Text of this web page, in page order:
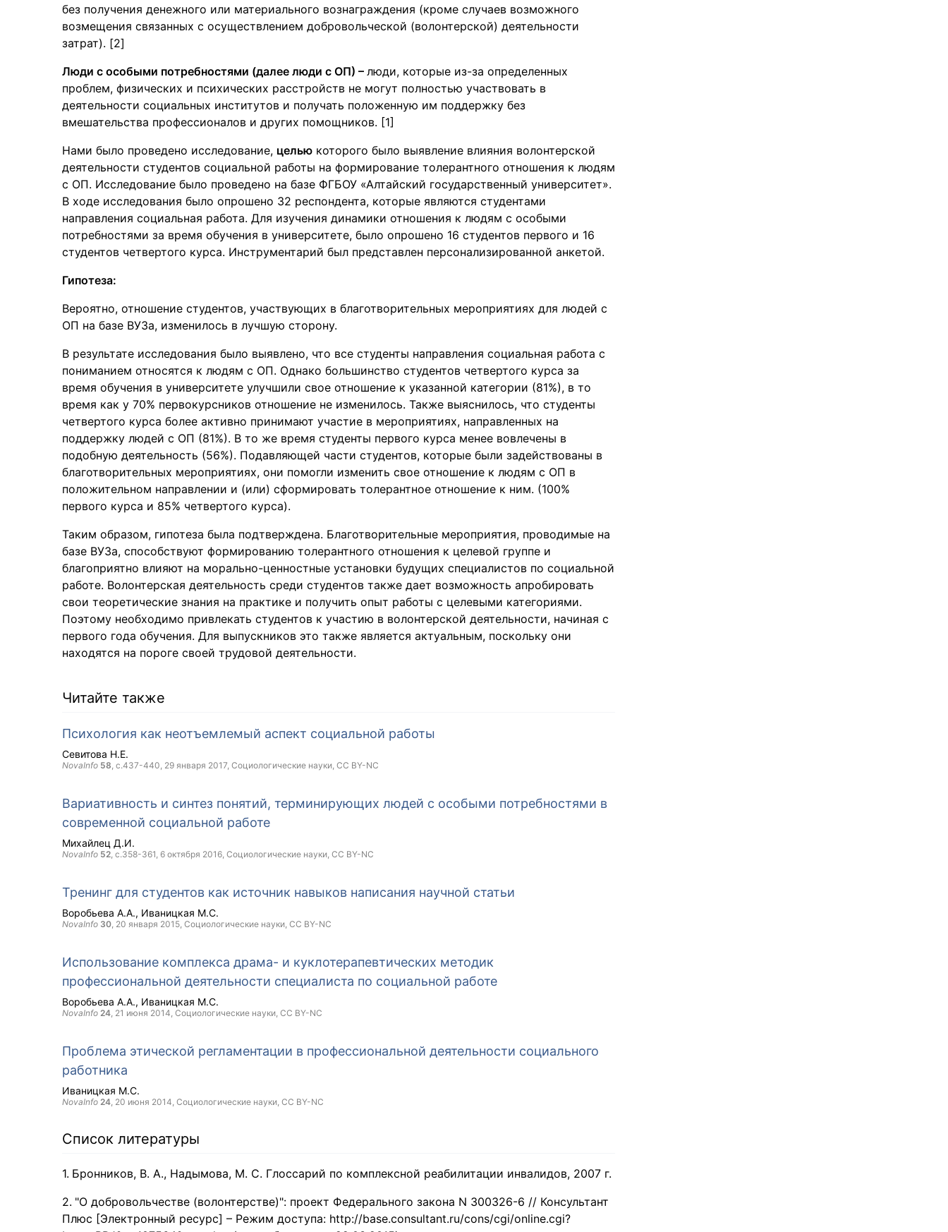
без получения денежного или материального вознаграждения (кроме случаев возможного
возмещения связанных с осуществлением добровольческой (волонтерской) деятельности
затрат). [2]
Люди с особыми потребностями (далее люди с ОП) – люди, которые из-за определенных
проблем, физических и психических расстройств не могут полностью участвовать в
деятельности социальных институтов и получать положенную им поддержку без
вмешательства профессионалов и других помощников. [1]
Нами было проведено исследование, целью которого было выявление влияния волонтерской
деятельности студентов социальной работы на формирование толерантного отношения к людям
с ОП. Исследование было проведено на базе ФГБОУ «Алтайский государственный университет».
В ходе исследования было опрошено 32 респондента, которые являются студентами
направления социальная работа. Для изучения динамики отношения к людям с особыми
потребностями за время обучения в университете, было опрошено 16 студентов первого и 16
студентов четвертого курса. Инструментарий был представлен персонализированной анкетой.
Гипотеза:
Вероятно, отношение студентов, участвующих в благотворительных мероприятиях для людей с
ОП на базе ВУЗа, изменилось в лучшую сторону.
В результате исследования было выявлено, что все студенты направления социальная работа с
пониманием относятся к людям с ОП. Однако большинство студентов четвертого курса за
время обучения в университете улучшили свое отношение к указанной категории (81%), в то
время как у 70% первокурсников отношение не изменилось. Также выяснилось, что студенты
четвертого курса более активно принимают участие в мероприятиях, направленных на
поддержку людей с ОП (81%). В то же время студенты первого курса менее вовлечены в
подобную деятельность (56%). Подавляющей части студентов, которые были задействованы в
благотворительных мероприятиях, они помогли изменить свое отношение к людям с ОП в
положительном направлении и (или) сформировать толерантное отношение к ним. (100%
первого курса и 85% четвертого курса).
Таким образом, гипотеза была подтверждена. Благотворительные мероприятия, проводимые на
базе ВУЗа, способствуют формированию толерантного отношения к целевой группе и
благоприятно влияют на морально-ценностные установки будущих специалистов по социальной
работе. Волонтерская деятельность среди студентов также дает возможность апробировать
свои теоретические знания на практике и получить опыт работы с целевыми категориями.
Поэтому необходимо привлекать студентов к участию в волонтерской деятельности, начиная с
первого года обучения. Для выпускников это также является актуальным, поскольку они
находятся на пороге своей трудовой деятельности.
Читайте также
Психология как неотъемлемый аспект социальной работы
Севитова Н.Е.
NovaInfo 58, с.437-440, 29 января 2017, Социологические науки, CC BY-NC
Вариативность и синтез понятий, терминирующих людей с особыми потребностями в
современной социальной работе
Михайлец Д.И.
NovaInfo 52, с.358-361, 6 октября 2016, Социологические науки, CC BY-NC
Тренинг для студентов как источник навыков написания научной статьи
Воробьева А.А. Иваницкая М.С.
NovaInfo 30, 20 января 2015, Социологические науки, CC BY-NC
Использование комплекса драма- и куклотерапевтических методик
профессиональной деятельности специалиста по социальной работе
Воробьева А.А. Иваницкая М.С.
NovaInfo 24, 21 июня 2014, Социологические науки, CC BY-NC
Проблема этической регламентации в профессиональной деятельности социального
работника
Иваницкая М.С.
NovaInfo 24, 20 июня 2014, Социологические науки, CC BY-NC
Список литературы
Бронников, В. А., Надымова, М. С. Глоссарий по комплексной реабилитации инвалидов, 2007 г.
"О добровольчестве (волонтерстве)": проект Федерального закона N 300326-6 // Консультант
Плюс [Электронный ресурс] – Режим доступа: http://base.consultant.ru/cons/cgi/online.cgi?